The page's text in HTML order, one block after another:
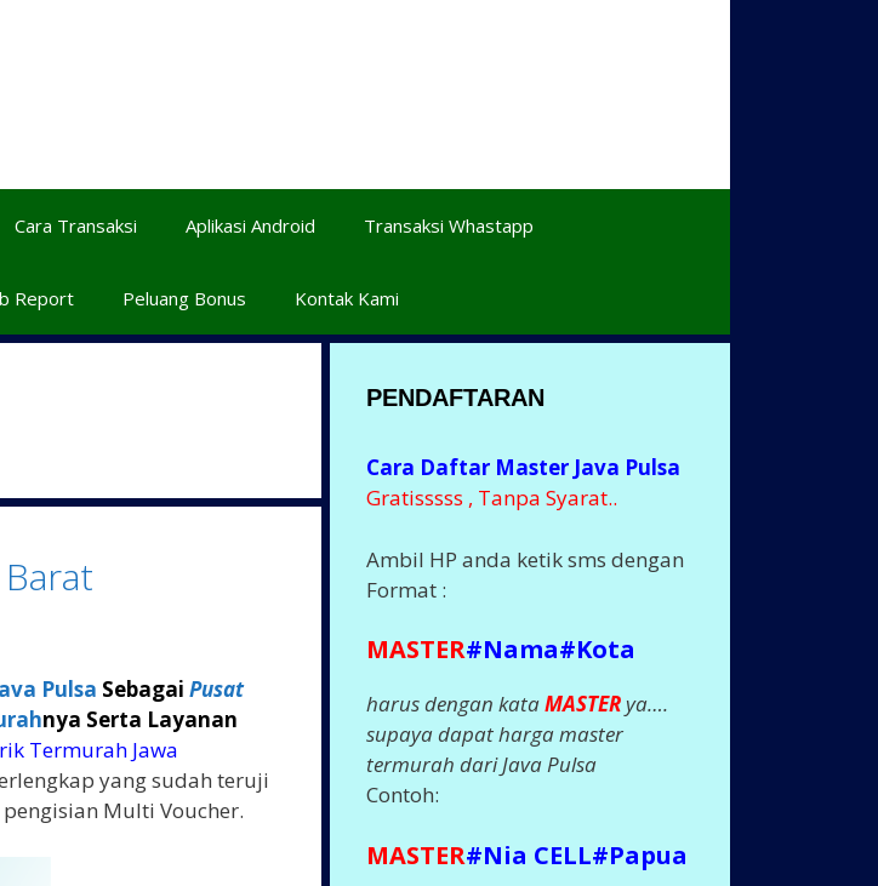
Cara Transaksi Aplikasi Android Transaksi Whastapp
Report Peluang Bonus Kontak Kami
Pulsa Sebagai Pusat
nya Serta Layanan
Termurah Jawa
yang sudah teruji
Multi Voucher.
PENDAFTARAN
Cara Daftar Master Java Pulsa
Gratisssss , Tanpa Syarat..
Ambil HP anda ketik sms dengan
Format :
MASTER#Nama#Kota
harus dengan kataMASTER ya….
supaya dapat harga master
termurah dari Java Pulsa
Contoh:
MASTER#Nia CELL#Papua